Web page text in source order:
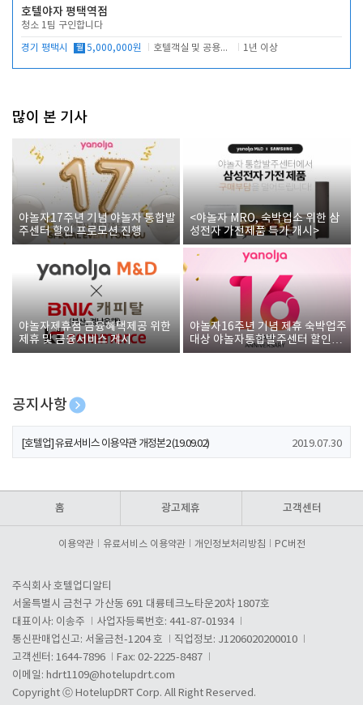
호텔야자 평택역점
청소 1팀 구인합니다
경기 평택시 월 5,000,000원 호텔객실 및 공용시설 청소 관리 1년 이상
많이 본 기사
야놀자17주년 기념 야놀자 통합발
주센터 할인 프로모션 진행
<야놀자 MRO, 숙박업소 위한 삼
성전자 가전제품 특가 개시>
야놀자제휴점 금융혜택제공 위한
제휴 및 금융서비스 게시
야놀자16주년 기념 제휴 숙박업주
대상 야놀자통합발주센터 할인쿠
폰 증정
공지사항
[호텔업] 개인정보 처리방침 개정본1 (19.09.02)
[호텔업] 유료서비스 이용약관 개정본2 (19.09.02) 2019.07.30
홈 광고제휴 고객센터
이용약관 유료서비스 이용약관 개인정보처리방침 PC버전
주식회사 호텔업디알티
서울특별시 금천구 가산동 691 대륭테크노타운20차 1807호
대표이사: 이송주
사업자등록번호: 441-87-01934
통신판매업신고: 서울금천-1204 호
직업정보: J1206020200010
고객센터: 1644-7896
Fax: 02-2225-8487
이메일: hdrt1109@hotelupdrt.com
Copyright ⓒ HotelupDRT Corp. All Right Reserved.